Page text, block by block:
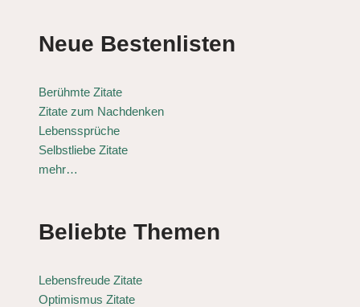
Neue Bestenlisten
Berühmte Zitate
Zitate zum Nachdenken
Lebenssprüche
Selbstliebe Zitate
mehr…
Beliebte Themen
Lebensfreude Zitate
Optimismus Zitate